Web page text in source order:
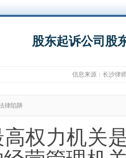
股东起诉公司股
信息来源： 长沙律
律陷阱
权力机关